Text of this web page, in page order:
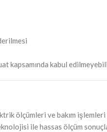
kapsamında kabul
ölçümleri ve bakım
ile hassas ölçüm